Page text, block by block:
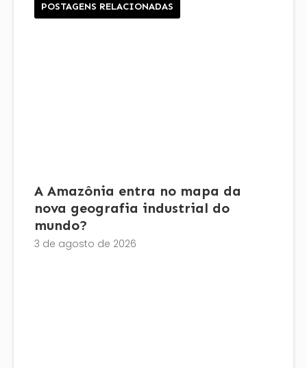
POSTAGENS RELACIONADAS
A Amazônia entra no mapa da
nova geografia industrial do
mundo?
3 de agosto de 2026